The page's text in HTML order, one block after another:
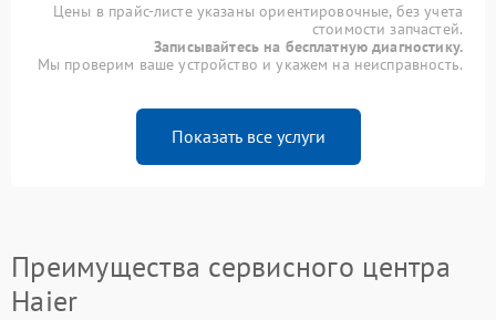
Цены в прайс-листе указаны ориентировочные, без учета
стоимости запчастей.
Записывайтесь на бесплатную диагностику.
Мы проверим ваше устройство и укажем на неисправность.
Показать все услуги
Преимущества сервисного центра
Haier